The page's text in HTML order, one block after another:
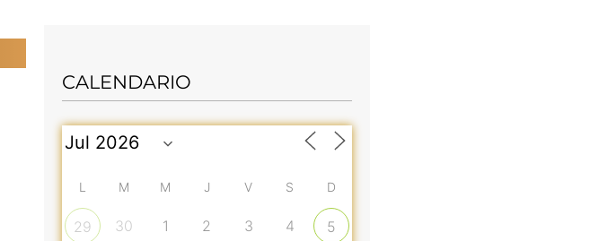
CALENDARIO
L M M J V S D
29 30 1 2 3 4 5